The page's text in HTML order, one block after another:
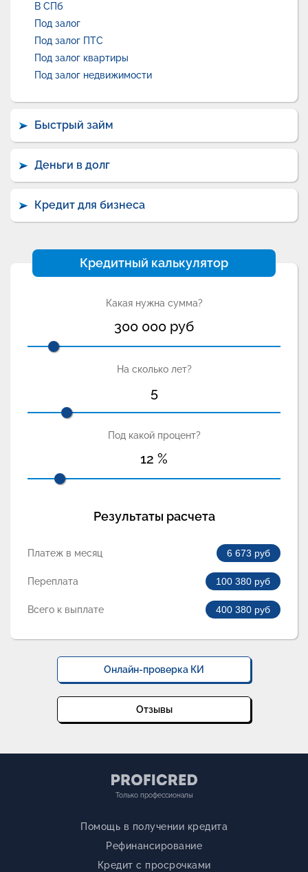
В СПб
Под залог
Под залог ПТС
Под залог квартиры
Под залог недвижимости
Быстрый займ
Деньги в долг
Кредит для бизнеса
Кредитный калькулятор
Какая нужна сумма?
300 000 руб
На сколько лет?
5
Под какой процент?
12 %
Результаты расчета
Платеж в месяц 6 673 руб
Переплата 100 380 руб
Всего к выплате 400 380 руб
Онлайн-проверка КИ
Отзывы
Только профессионалы
Помощь в получении кредита
Рефинансирование
Кредит с просрочками